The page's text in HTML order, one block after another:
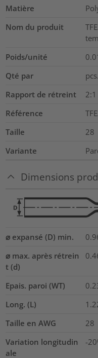
Matière
Nom du produit
Poids/unité
Qté par
pcs.
Rapport de rétreint
2:1
Référence
Taille
28
Variante
Dimensions
⌀ expansé (D) min.
⌀ max. après rétrein
t (d)
Epais. paroi (WT)
Long. (L)
Taille en AWG
28
Variation longitudin
ale
-